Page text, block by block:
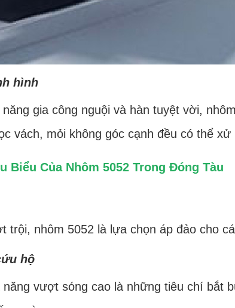
hình
gia công nguội và hàn tuyệt vời,
vách, mỏi không góc cạnh đều có thể xử
Biểu Của Nhôm 5052 Trong Đóng Tàu
trội, nhôm 5052 là lựa chọn áp đảo cho
hộ
vượt sóng cao là những tiêu chí bắt